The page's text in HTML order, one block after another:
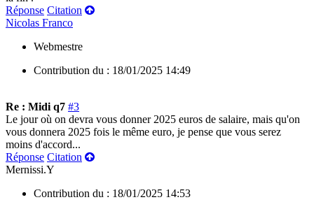
Réponse Citation
Nicolas Franco
Webmestre
Contribution du : 18/01/2025 14:49
Re : Midi q7 #3
Le jour où on devra vous donner 2025 euros de salaire, mais qu'on
vous donnera 2025 fois le même euro, je pense que vous serez
moins d'accord...
Réponse Citation
Mernissi.Y
Contribution du : 18/01/2025 14:53